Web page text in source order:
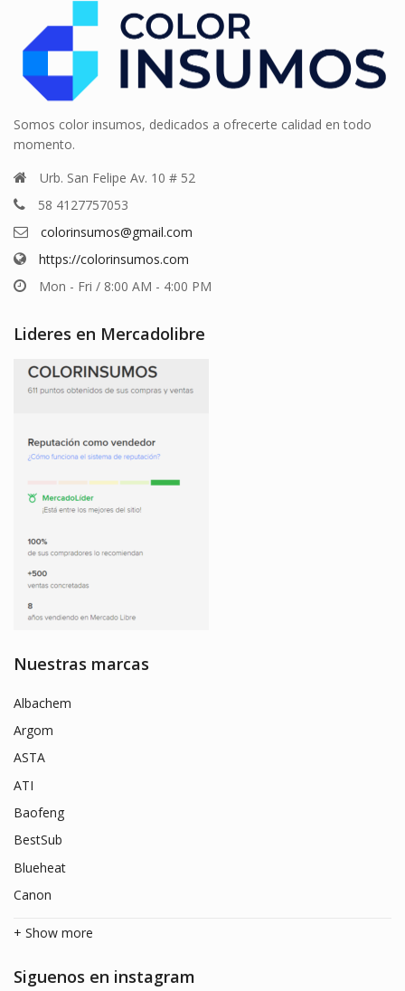
Somos color insumos, dedicados a ofrecerte calidad en todo
momento.
Urb. San Felipe Av. 10 # 52
58 4127757053
colorinsumos@gmail.com
https://colorinsumos.com
Mon - Fri / 8:00 AM - 4:00 PM
Lideres en Mercadolibre
Nuestras marcas
Albachem
Argom
ASTA
ATI
Baofeng
BestSub
Blueheat
Canon
+ Show more
Siguenos en instagram